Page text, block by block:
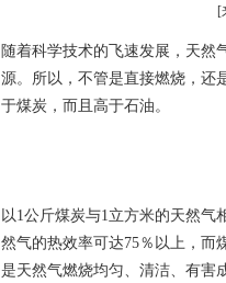
[
随着科学技术的飞速发展，天然
源。所以，不管是直接燃烧，还
于煤炭，而且高于石油。
以1公斤煤炭与1立方米的天然气
然气的热效率可达75％以上，而
是天然气燃烧均匀、清洁、有害